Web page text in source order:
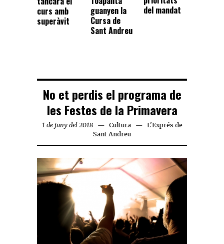
curs amb
superàvit
guanyen la
Cursa de
Sant Andreu
del mandat
No et perdis el programa de
les Festes de la Primavera
1 de juny del 2018 Cultura
L'Exprés de
Sant Andreu